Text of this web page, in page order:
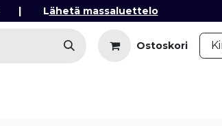
| Lähetä massaluettelo​
Ostoskori